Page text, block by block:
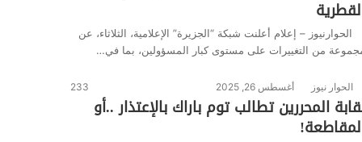
الحوارنيوز – إعلام أعلنت شبكة “الجزيرة” الإعلامية، الثلاثاء، عن
من التغييرات على مستوى كبار المسؤولين، بما في…
الحوار نيوز أغسطس 26, 2025 233
المحررين تطالب توم باراك بالإعتذار ..أو